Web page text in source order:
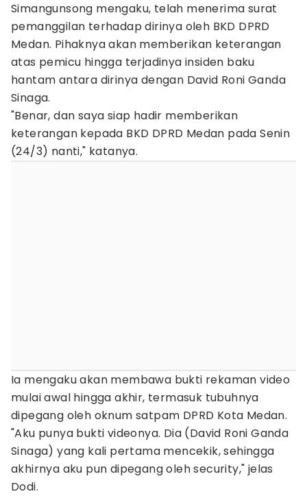
Simangunsong mengaku, telah menerima surat
pemanggilan terhadap dirinya oleh BKD DPRD
Medan. Pihaknya akan memberikan keterangan
atas pemicu hingga terjadinya insiden baku
hantam antara dirinya dengan David Roni Ganda
Sinaga.
"Benar, dan saya siap hadir memberikan
keterangan kepada BKD DPRD Medan pada Senin
(24/3) nanti," katanya.
Ia mengaku akan membawa bukti rekaman video
mulai awal hingga akhir, termasuk tubuhnya
dipegang oleh oknum satpam DPRD Kota Medan.
"Aku punya bukti videonya. Dia (David Roni Ganda
Sinaga) yang kali pertama mencekik, sehingga
akhirnya aku pun dipegang oleh security," jelas
Dodi.